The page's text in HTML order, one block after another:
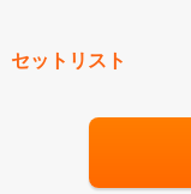
セットリスト